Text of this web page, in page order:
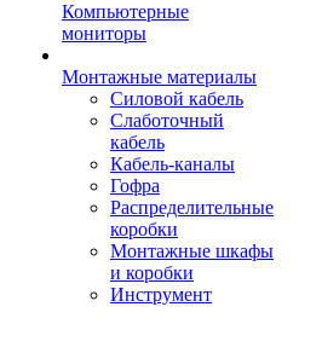
Компьютерные
мониторы
Монтажные материалы
Силовой кабель
Слаботочный
кабель
Кабель-каналы
Гофра
Распределительные
коробки
Монтажные шкафы
и коробки
Инструмент